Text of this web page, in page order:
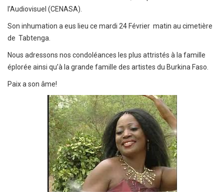
l’Audiovisuel (CENASA).
Son inhumation a eus lieu ce mardi 24 Février matin au cimetière
de Tabtenga.
Nous adressons nos condoléances les plus attristés à la famille
éplorée ainsi qu’à la grande famille des artistes du Burkina Faso.
Paix a son âme!